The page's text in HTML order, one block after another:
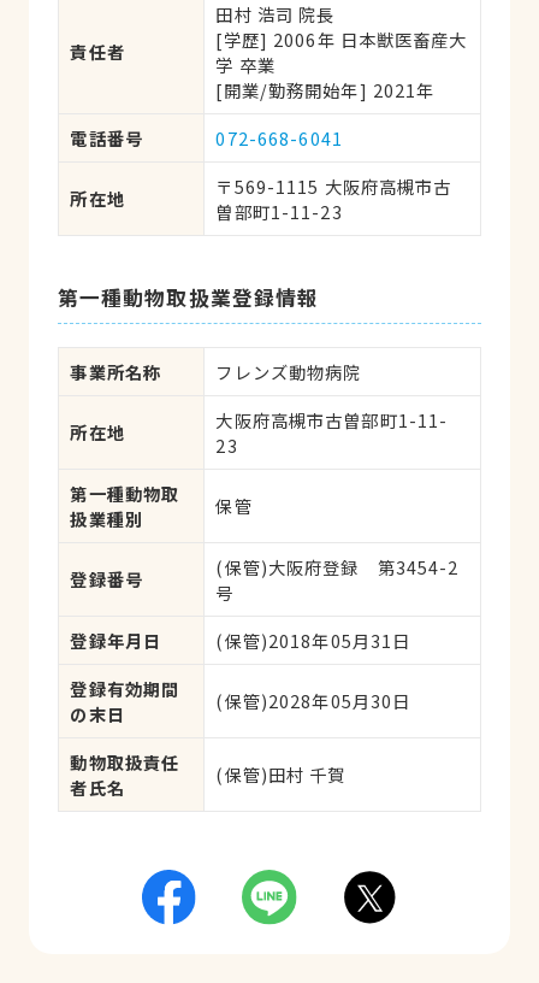
責任者
田村 浩司 院長
[学歴] 2006年 日本獣医畜産大
学 卒業
[開業/勤務開始年] 2021年
電話番号
072-668-6041
所在地
〒569-1115 大阪府高槻市古
曽部町1-11-23
第一種動物取扱業登録情報
事業所名称 フレンズ動物病院
所在地
大阪府高槻市古曽部町1-11-
23
第一種動物取
扱業種別
保管
登録番号
(保管)大阪府登録　第3454-2
号
登録年月日
(保管)2018年05月31日
登録有効期間
の末日
(保管)2028年05月30日
動物取扱責任
者氏名
(保管)田村 千賀